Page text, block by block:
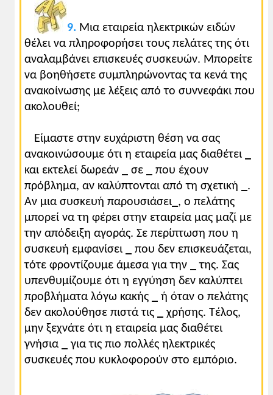
9. Μια εταιρεία ηλεκτρικών ειδών
θέλει να πληροφορήσει τους πελάτες της ότι
αναλαμβάνει επισκευές συσκευών. Μπορείτε
να βοηθήσετε συμπληρώνοντας τα κενά της
ανακοίνωσης με λέξεις από το συννεφάκι που
ακολουθεί;
Είμαστε στην ευχάριστη θέση να σας
ανακοινώσουμε ότι η εταιρεία μας διαθέτει
και εκτελεί δωρεάν
σε
που έχουν
πρόβλημα, αν καλύπτονται από τη σχετική
.
Αν μια συσκευή παρουσιάσει , ο πελάτης
μπορεί να τη φέρει στην εταιρεία μας μαζί με
την απόδειξη αγοράς. Σε περίπτωση που η
συσκευή εμφανίσει
που δεν επισκευάζεται,
τότε φροντίζουμε άμεσα για την
της. Σας
υπενθυμίζουμε ότι η εγγύηση δεν καλύπτει
προβλήματα λόγω κακής
ή όταν ο πελάτης
δεν ακολούθησε πιστά τις
χρήσης. Τέλος,
μην ξεχνάτε ότι η εταιρεία μας διαθέτει
γνήσια
για τις πιο πολλές ηλεκτρικές
συσκευές που κυκλοφορούν στο εμπόριο.